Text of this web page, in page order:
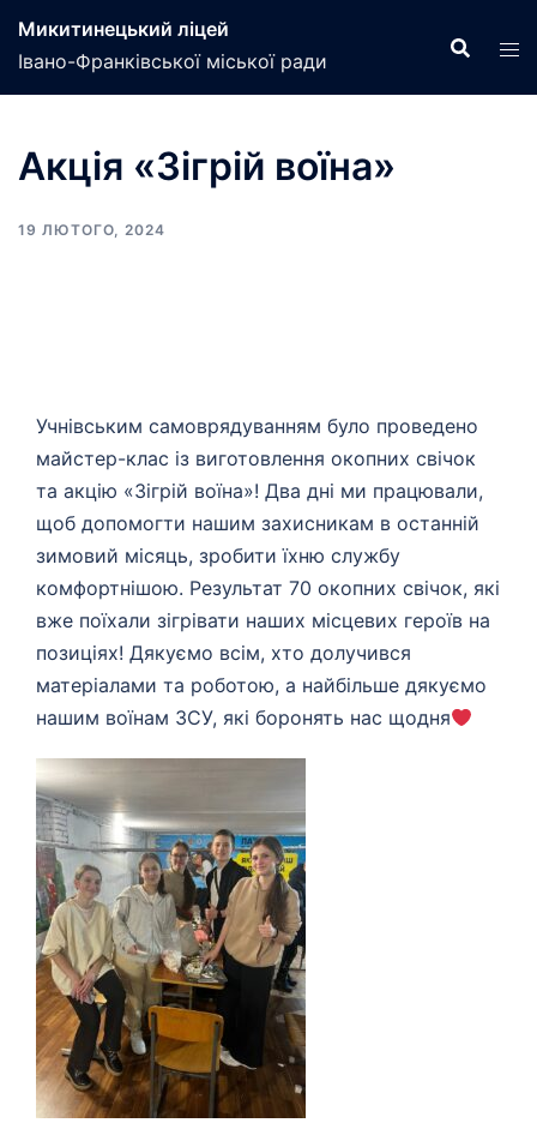
Микитинецький ліцей
Івано-Франківської міської ради
Акція «Зігрій воїна»
19 ЛЮТОГО, 2024
Учнівським самоврядуванням було проведено
майстер-клас із виготовлення окопних свічок
та акцію «Зігрій воїна»! Два дні ми працювали,
щоб допомогти нашим захисникам в останній
зимовий місяць, зробити їхню службу
комфортнішою. Результат 70 окопних свічок, які
вже поїхали зігрівати наших місцевих героїв на
позиціях! Дякуємо всім, хто долучився
матеріалами та роботою, а найбільше дякуємо
нашим воїнам ЗСУ, які боронять нас щодня